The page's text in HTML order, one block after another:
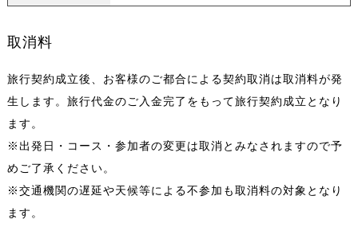
取消料
旅行契約成立後、お客様のご都合による契約取消は取消料が発
生します。旅行代金のご入金完了をもって旅行契約成立となり
ます。
※出発日・コース・参加者の変更は取消とみなされますので予
めご了承ください。
※交通機関の遅延や天候等による不参加も取消料の対象となり
ます。